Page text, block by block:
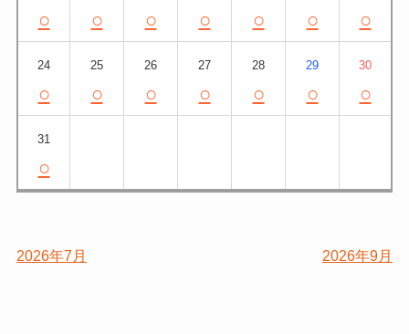
○ ○ ○ ○ ○ ○ ○
24
○
25
○
26
○
27
○
28
○
29
○
30
○
31
○
2026年7月 2026年9月